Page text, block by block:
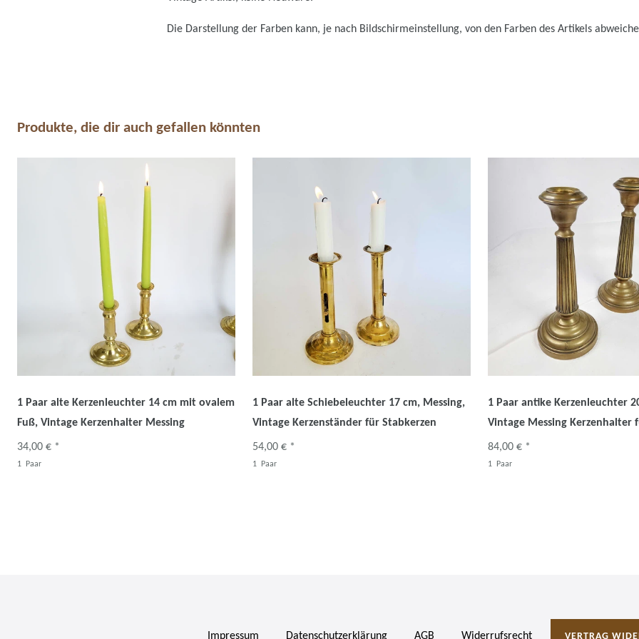
Die Darstellung der Farben kann, je nach Bildschirmeinstellung, von den Farben des Artikels
Produkte, die dir auch gefallen könnten
1 Paar alte Kerzenleuchter 14 cm mit ovalem
Fuß, Vintage Kerzenhalter Messing
34,00 € *
1 Paar
1 Paar alte Schiebeleuchter 17 cm, Messing,
Vintage Kerzenständer für Stabkerzen
54,00 € *
1 Paar
1 Paar antike Kerzenleuchter
Vintage Messing Kerzenhalter
84,00 € *
1 Paar
Impressum Daten­schutz­erklärung AGB Widerrufs­recht VERTRAG